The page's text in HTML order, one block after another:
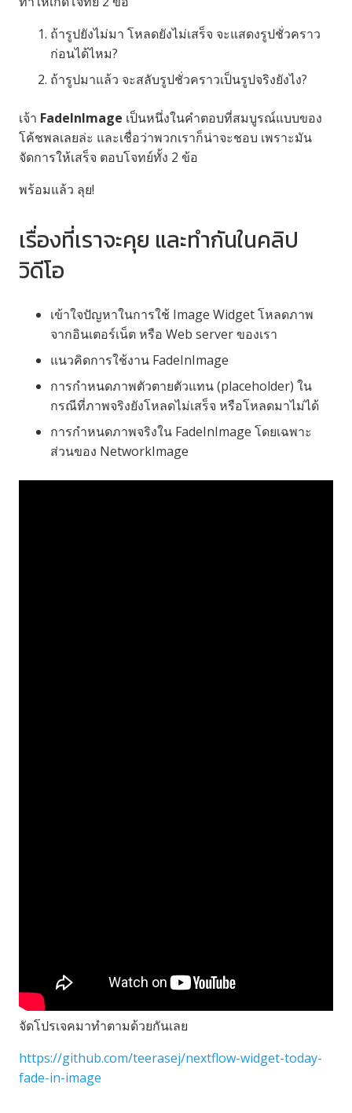
ถ้ารูปยังไม่มา โหลดยังไม่เสร็จ จะแสดงรูปชั่วคราว
ก่อนได้ไหม?
ถ้ารูปมาแล้ว จะสลับรูปชั่วคราวเป็นรูปจริงยังไง?
เจ้า FadeInImage เป็นหนึ่งในคำตอบที่สมบูรณ์แบบของ
โค้ชพลเลยล่ะ และเชื่อว่าพวกเราก็น่าจะชอบ เพราะมัน
จัดการให้เสร็จ ตอบโจทย์ทั้ง 2 ข้อ
พร้อมแล้ว ลุย!
เรื่องที่เราจะคุย และทำกันในคลิป
วิดีโอ
เข้าใจปัญหาในการใช้ Image Widget โหลดภาพ
จากอินเตอร์เน็ต หรือ Web server ของเรา
แนวคิดการใช้งาน FadeInImage
การกำหนดภาพตัวตายตัวแทน (placeholder) ใน
กรณีที่ภาพจริงยังโหลดไม่เสร็จ หรือโหลดมาไม่ได้
การกำหนดภาพจริงใน FadeInImage โดยเฉพาะ
ส่วนของ NetworkImage
จัดโปรเจคมาทำตามด้วยกันเลย
https://github.com/teerasej/nextflow-widget-today-
fade-in-image